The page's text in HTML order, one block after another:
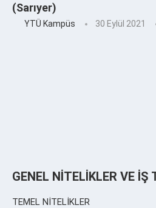
(Sarıyer)
YTÜ Kampüs 30 Eylül 2021
GENEL NİTELİKLER VE İŞ
TEMEL NİTELİKLER